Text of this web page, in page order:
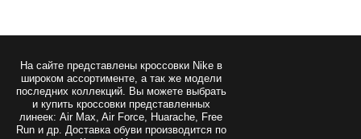
На сайте представлены кроссовки Nikeв
широком ассортименте, а так же модели
последних коллекций. Вы можете выбрать
и купить кроссовки представленных
линеек: Air Max, Air Force, Huarache, Free
Run и др. Доставка обуви производится по